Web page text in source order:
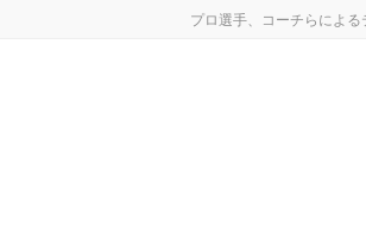
プロ選手、コーチらによ